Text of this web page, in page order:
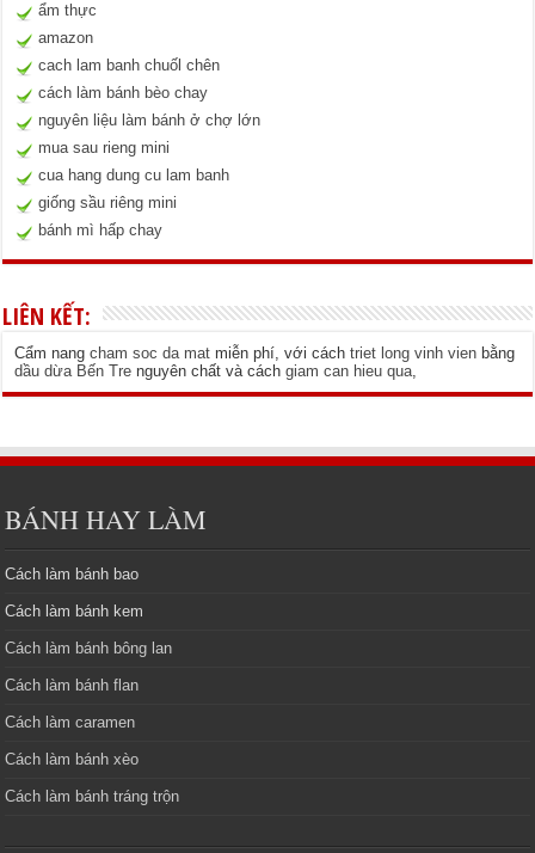
ẩm thực
amazon
cach lam banh chuốl chên
cách làm bánh bèo chay
nguyên liệu làm bánh ở chợ lớn
mua sau rieng mini
cua hang dung cu lam banh
giống sầu riêng mini
bánh mì hấp chay
LIÊN KẾT:
Cẩm nangcham soc da mat miễn phí, với cáchtriet long vinh vien bằng
dầu dừa Bến Tre nguyên chất và cáchgiam can hieu qua,
BÁNH HAY LÀM
Cách làm bánh bao
Cách làm bánh kem
Cách làm bánh bông lan
Cách làm bánh flan
Cách làm caramen
Cách làm bánh xèo
Cách làm bánh tráng trộn